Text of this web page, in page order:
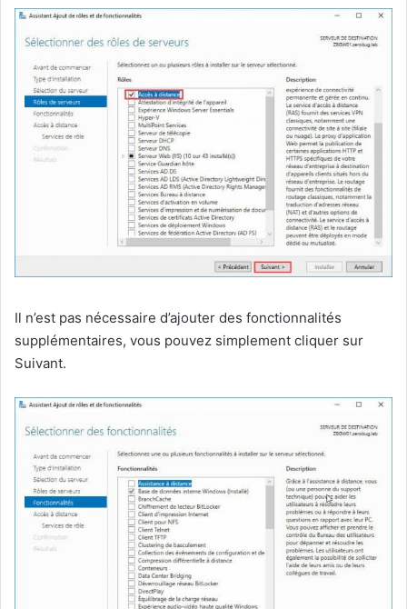
Il n’est pas nécessaire d’ajouter des fonctionnalités
supplémentaires, vous pouvez simplement cliquer sur
Suivant.